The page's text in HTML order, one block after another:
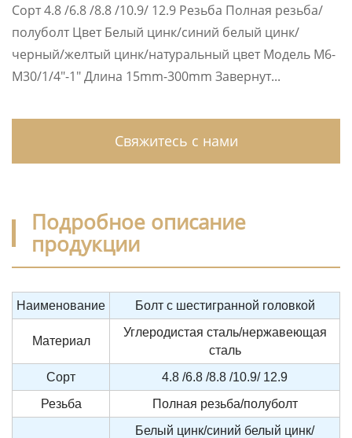
Сорт 4.8 /6.8 /8.8 /10.9/ 12.9 Резьба Полная резьба/
полуболт Цвет Белый цинк/синий белый цинк/
черный/желтый цинк/натуральный цвет Модель M6-
M30/1/4″-1″ Длина 15mm-300mm Завернут...
Свяжитесь с нами
Подробное описание
продукции
Наименование Болт с шестигранной головкой
Материал
Углеродистая сталь/нержавеющая
сталь
Сорт
4.8 /6.8 /8.8 /10.9/ 12.9
Резьба
Полная резьба/полуболт
Белый цинк/синий белый цинк/